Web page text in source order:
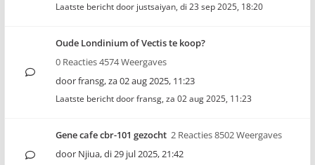
Laatste bericht door justsaiyan, di 23 sep 2025, 18:20
Oude Londinium of Vectis te koop?
0 Reacties 4574 Weergaves
doorfransg,za 02 aug 2025, 11:23
Laatste bericht doorfransg, za 02 aug 2025, 11:23
Gene cafe cbr-101 gezocht 2 Reacties 8502 Weergaves
door Njiua,di 29 jul 2025, 21:42